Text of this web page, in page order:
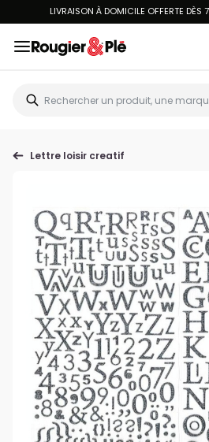
LIVRAISON À DOMICILE OFFERTE DÈS
Lettre loisir creatif